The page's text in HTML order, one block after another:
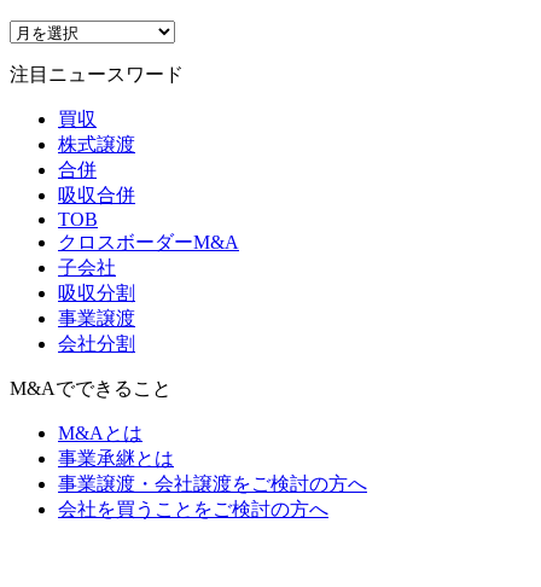
注目ニュースワード
買収
株式譲渡
合併
吸収合併
TOB
クロスボーダーM&A
子会社
吸収分割
事業譲渡
会社分割
M&Aでできること
M&Aとは
事業承継とは
事業譲渡・会社譲渡をご検討の方へ
会社を買うことをご検討の方へ